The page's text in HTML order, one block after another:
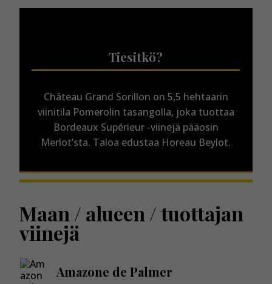
Tiesitkö?
Château Grand Sorillon on 5,5 hehtaarin
viinitila Pomerolin tasangolla, joka tuottaa
Bordeaux Supérieur -viinejä pääosin
Merlot’sta. Taloa edustaa Horeau Beylot.
Maan / alueen / tuottajan
viinejä
Amazone de Palmer